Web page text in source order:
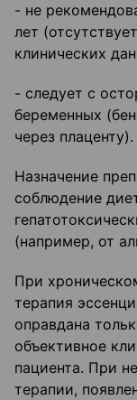
- не
лет
клинических
- следует с
беременных
через плаценту).
Назначение
соблюдение
(например, от
При
терапия
оправдана
объективное
пациента. При
терапии,